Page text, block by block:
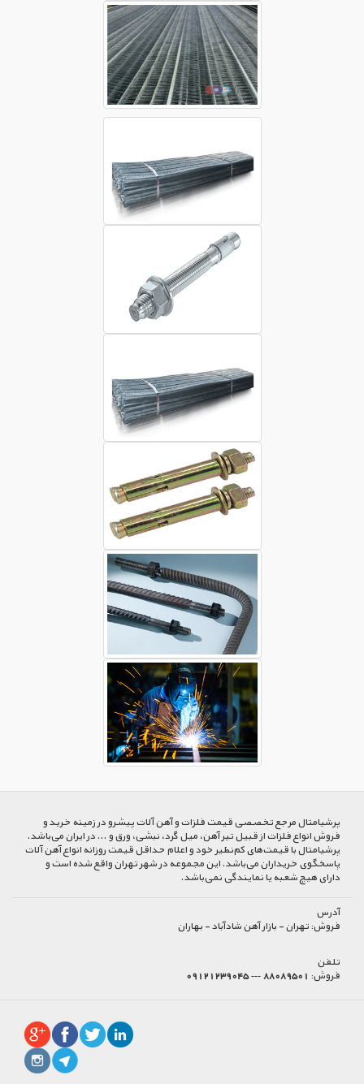
پرشیا‌متال مرجع تخصصی قیمت فلزات و آهن آلات پیشرو در زمینه خرید و
فروش انواع فلزات از قبیل تیر آهن، میل گرد، نبشی، ورق و ... در ایران می‌باشد.
پرشیامتال با قیمت‌های کم‌نظیر خود و اعلام حداقل قیمت روزانه انواع آهن آلات
پاسخگوی خریداران می‌باشد. این مجموعه در شهر تهران واقع شده است و
دارای هیچ شعبه یا نمایندگی نمی‌باشد.
آدرس
فروش:تهران - بازار آهن شادآباد - بهاران
تلفن
فروش: 88089501 --- 09121239045